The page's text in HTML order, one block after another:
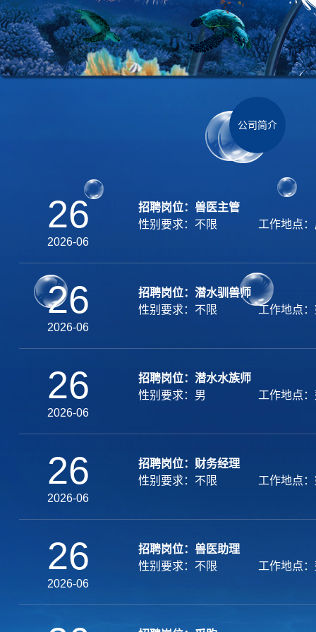
公司简介
26
2026-06
招聘岗位：兽医主管
性别要求：不限
工作地点
26
2026-06
招聘岗位：潜水驯兽师
性别要求：不限
工作地点
26
2026-06
招聘岗位：潜水水族师
性别要求：男
工作地点
26
2026-06
招聘岗位：财务经理
性别要求：不限
工作地点
26
2026-06
招聘岗位：兽医助理
性别要求：不限
工作地点